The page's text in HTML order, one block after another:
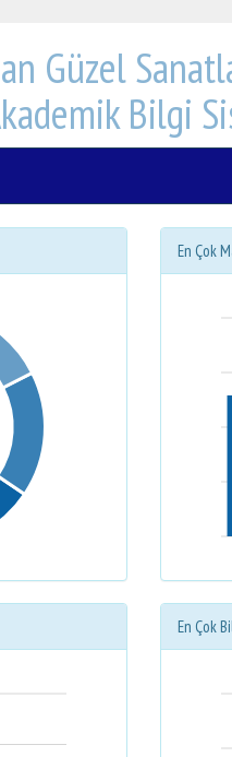
Güzel
Bilgi
En Çok
En Çok